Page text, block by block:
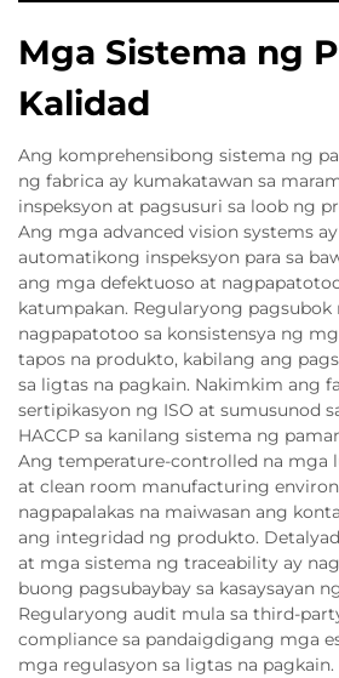
Mga Sistema ng
Kalidad
Ang komprehensibong sistema ng
ng fabrica ay kumakatawan sa
inspeksyon at pagsusuri sa loob ng
Ang mga advanced vision systems
automatikong inspeksyon para sa
ang mga defektuoso at
katumpakan. Regularyong pagsubok
nagpapatotoo sa konsistensya ng
tapos na produkto, kabilang ang
sa ligtas na pagkain. Nakimkim ang
sertipikasyon ng ISO at sumusunod
HACCP sa kanilang sistema ng
Ang temperature-controlled na mga
at clean room manufacturing
nagpapalakas na maiwasan ang
ang integridad ng produkto.
at mga sistema ng traceability ay
buong pagsubaybay sa kasaysayan
Regularyong audit mula sa third-
compliance sa pandaigdigang mga
mga regulasyon sa ligtas na pagkain.